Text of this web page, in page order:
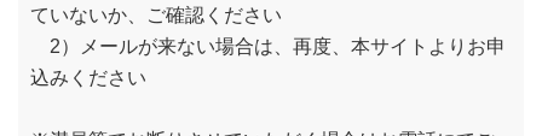
ていないか、ご確認ください
2）メールが来ない場合は、再度、本サイトよりお申
込みください